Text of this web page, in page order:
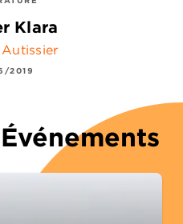
Klara
2019